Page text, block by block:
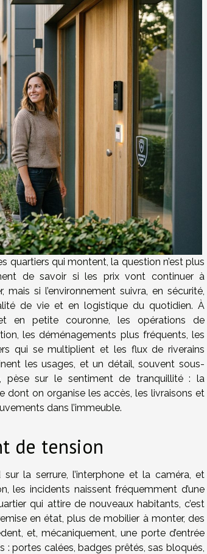
quartiers qui montent, la question n’est plus
de savoir si les prix vont continuer à
mais si l’environnement suivra, en sécurité,
de vie et en logistique du quotidien. À
en petite couronne, les opérations de
les déménagements plus fréquents, les
qui se multiplient et les flux de riverains
les usages, et un détail, souvent sous-
pèse sur le sentiment de tranquillité : la
dont on organise les accès, les livraisons et
dans l’immeuble.
de tension
la serrure, l’interphone et la caméra, et
les incidents naissent fréquemment d’une
qui attire de nouveaux habitants, c’est
en état, plus de mobilier à monter, des
et, mécaniquement, une porte d’entrée
portes calées, badges prêtés, sas bloqués,